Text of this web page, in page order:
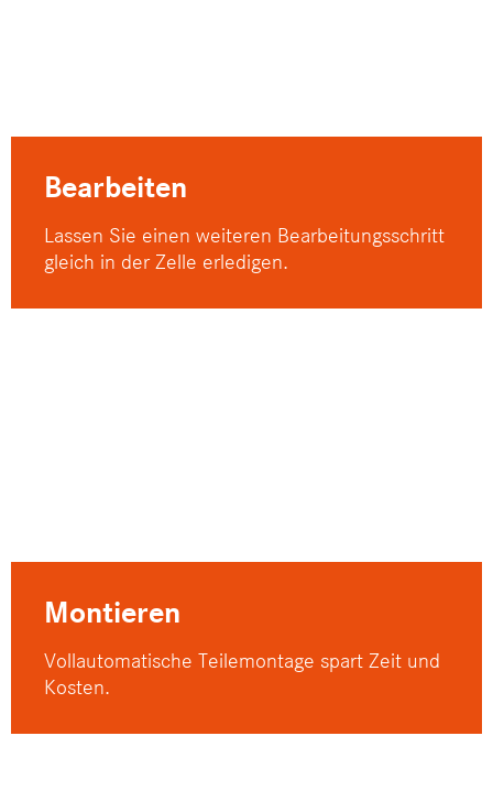
Bearbeiten
Lassen Sie einen weiteren Bearbeitungsschritt
gleich in der Zelle erledigen.
Montieren
Vollautomatische Teilemontage spart Zeit und
Kosten.